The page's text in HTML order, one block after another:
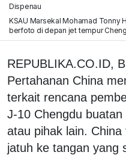
Dispenau
KSAU Marsekal Mohamad Tonny
berfoto di depan jet tempur
REPUBLIKA.CO.ID,
Pertahanan China
terkait rencana
J-10 Chengdu
atau pihak lain.
jatuh ke tangan yang